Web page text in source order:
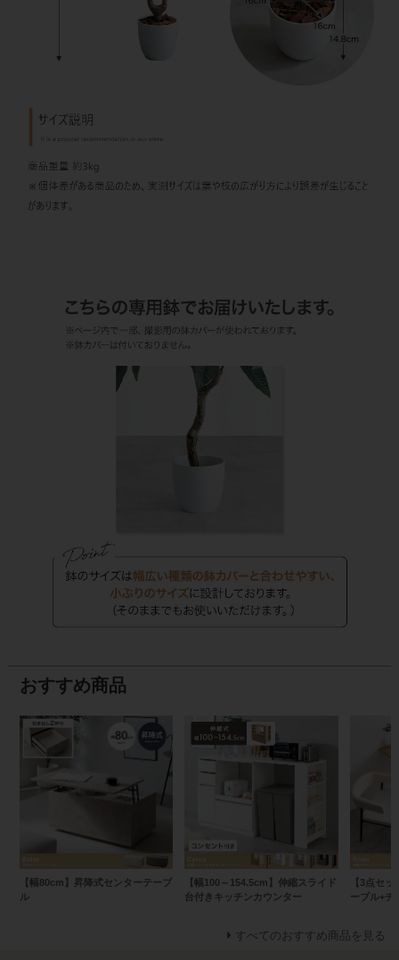
おすすめ商品
【幅80cm】昇降式センターテーブ
ル
【幅100～154.5cm】伸縮スライド
台付きキッチンカウンター
【3点セ
ーブル+チ
すべてのおすすめ商品を見る